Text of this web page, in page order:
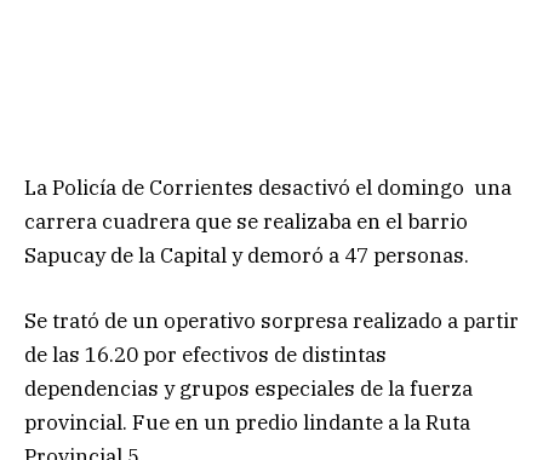
La Policía de Corrientes desactivó el domingo una
carrera cuadrera que se realizaba en el barrio
Sapucay de la Capital y demoró a 47 personas.
Se trató de un operativo sorpresa realizado a partir
de las 16.20 por efectivos de distintas
dependencias y grupos especiales de la fuerza
provincial. Fue en un predio lindante a la Ruta